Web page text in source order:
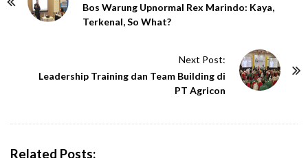
Bos Warung Upnormal Rex Marindo: Kaya,
Terkenal, So What?
Next Post:
Leadership Training dan Team Building di
PT Agricon
Related Posts: